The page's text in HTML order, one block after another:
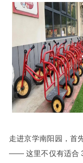
走进京学南阳园，首
—— 这里不仅有适合